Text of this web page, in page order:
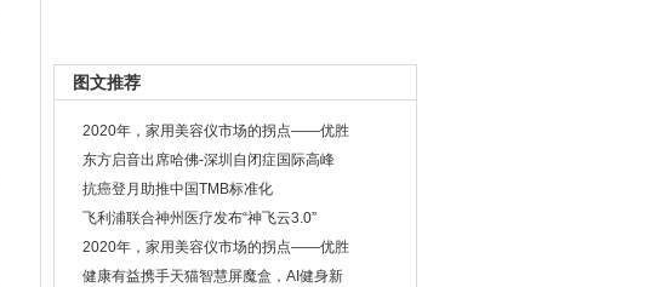
图文推荐
2020年，家用美容仪市场的拐点——优胜
东方启音出席哈佛-深圳自闭症国际高峰
抗癌登月助推中国TMB标准化
飞利浦联合神州医疗发布“神飞云3.0”
2020年，家用美容仪市场的拐点——优胜
健康有益携手天猫智慧屏魔盒，AI健身新